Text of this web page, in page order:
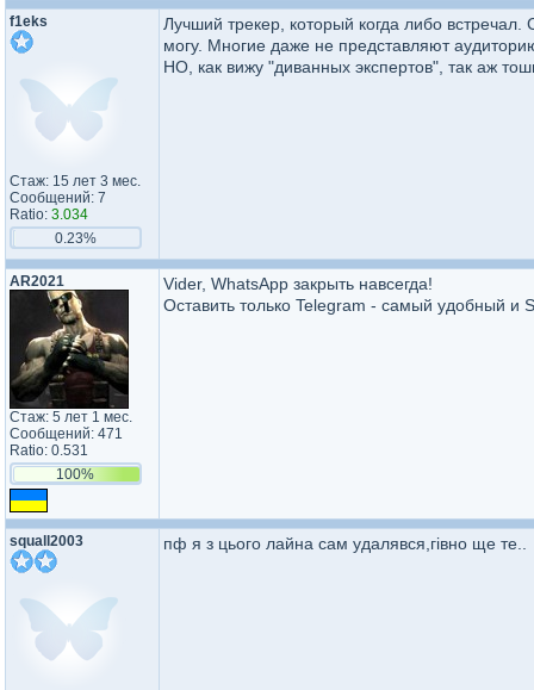
f1eks
Стаж: 15 лет 3 мес.
Сообщений: 7
Ratio: 3.034
0.23%
Лучший трекер, который когда либо
могу. Многие даже не представляют
НО, как вижу "диванных экспертов", так аж
AR2021
Стаж: 5 лет 1 мес.
Сообщений: 471
Ratio: 0.531
100%
Vider, WhatsApp закрыть навсегда!
Оставить только Telegram - самый удобный
squall2003 пф я з цього лайна сам удалявся,гівно ще те..